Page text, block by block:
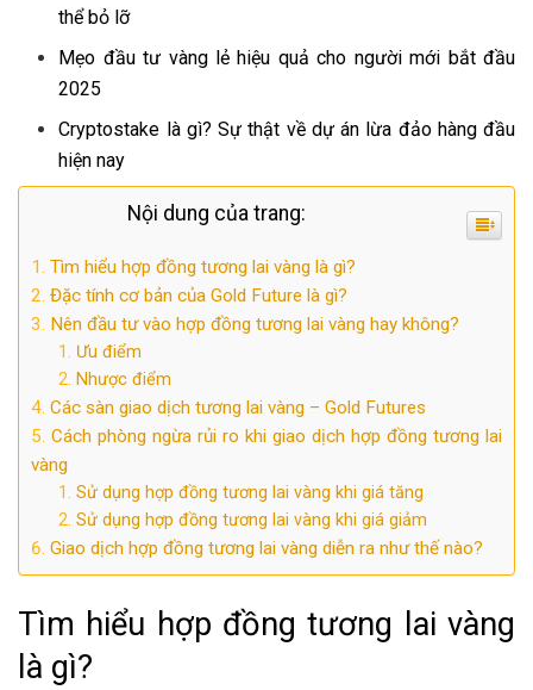
thể bỏ lỡ
Mẹo đầu tư vàng lẻ hiệu quả cho người mới bắt đầu
2025
Cryptostake là gì? Sự thật về dự án lừa đảo hàng đầu
hiện nay
Nội dung của trang:
Tìm hiểu hợp đồng tương lai vàng là gì?
Đặc tính cơ bản của Gold Future là gì?
Nên đầu tư vào hợp đồng tương lai vàng hay không?
Ưu điểm
Nhược điểm
Các sàn giao dịch tương lai vàng – Gold Futures
Cách phòng ngừa rủi ro khi giao dịch hợp đồng tương lai
vàng
Sử dụng hợp đồng tương lai vàng khi giá tăng
Sử dụng hợp đồng tương lai vàng khi giá giảm
Giao dịch hợp đồng tương lai vàng diễn ra như thế nào?
Tìm hiểu hợp đồng tương lai vàng
là gì?